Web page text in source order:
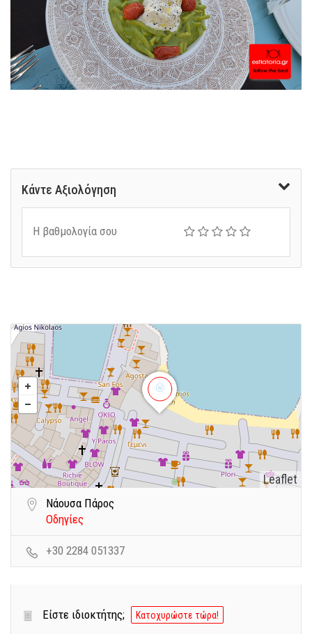
Κάντε Αξιολόγηση
Η βαθμολογία σου
Leaflet
Νάουσα Πάρος
Οδηγίες
+30 2284 051337
Είστε ιδιοκτήτης; Κατοχυρώστε τώρα!